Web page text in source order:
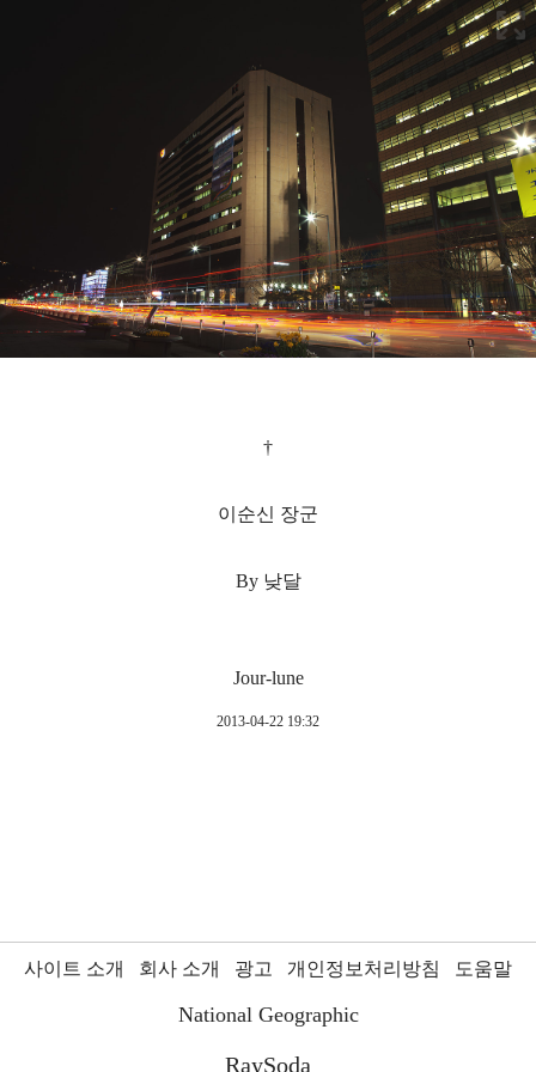
†
이순신 장군
By 낮달
Jour-lune
2013-04-22 19:32
사이트 소개 회사 소개 광고 개인정보처리방침 도움말
National Geographic
RaySoda